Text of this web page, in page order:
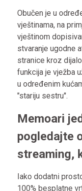
Obučen je u
vještinama, na
vještinom
stvaranje ugodne
stranice kroz
funkcija je vježba
u određenim
"stariju sestru".
Memoari
pogledajte
streaming,
Iako dodatni
100% besplatne